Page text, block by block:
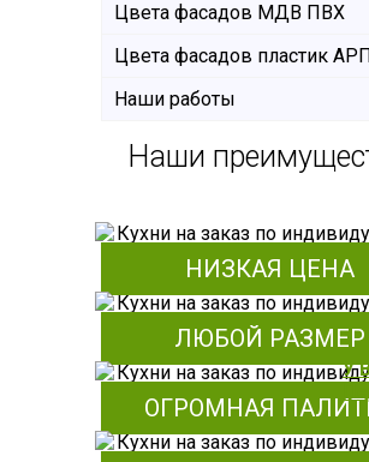
Цвета фасадов МДВ ПВХ
Цвета фасадов пластик
Наши работы
Наши
НИЗКАЯ ЦЕНА
ЛЮБОЙ РАЗМЕР
ОГРОМНАЯ
У